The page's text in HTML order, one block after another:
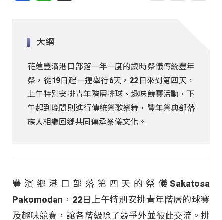
大綱
花蓮豐濱港口部落一年一度的歲時祭儀傳統豐年
祭，從19日起一連舉行6天，22日來到第四天，
上午特別安排青年階層排球、趣味競賽活動，下
午起到晚間則進行傳統祭歌祭舞，豐年祭典部落
族人相繼回鄉共同傳承祭儀文化。
豐濱鄉港口部落第四天的祭儀Sakatosa
Pakomodan，22日上午特別安排青年階層的球賽
及趣味競賽，讓各階級除了競爭外並彼此交流。排